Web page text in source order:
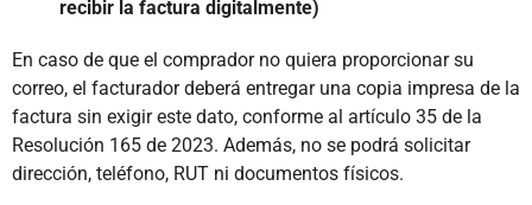
recibir la factura digitalmente)
En caso de que el comprador no quiera proporcionar su
correo, el facturador deberá entregar una copia impresa de la
factura sin exigir este dato, conforme al artículo 35 de la
Resolución 165 de 2023. Además, no se podrá solicitar
dirección, teléfono, RUT ni documentos físicos.